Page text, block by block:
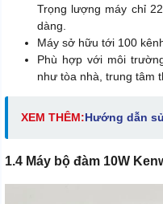
Trọng lượng máy chỉ
dàng.
Máy sở hữu tới 100
Phù hợp với môi
như tòa nhà, trung tâm
XEM THÊM:Hướng dẫn
1.4 Máy bộ đàm 10W